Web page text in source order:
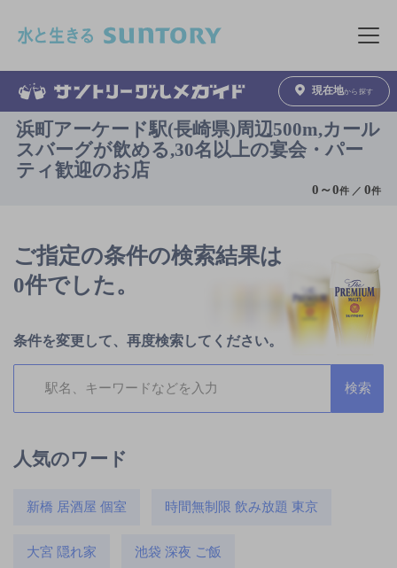
メニュ
現在地から探す
浜町アーケード駅(長崎県)周辺500m,カール
スバーグが飲める,30名以上の宴会・パー
ティ歓迎のお店
0 ～0件 ／0件
ご指定の条件の検索結果は
0件でした。
条件を変更して、再度検索してください。
人気のワード
新橋 居酒屋 個室 時間無制限 飲み放題 東京
大宮 隠れ家 池袋 深夜 ご飯